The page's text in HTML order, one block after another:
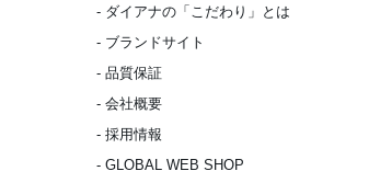
- ダイアナの「こだわり」とは
- ブランドサイト
- 品質保証
- 会社概要
- 採用情報
- GLOBAL WEB SHOP